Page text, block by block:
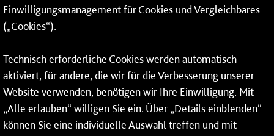
06131 – 12 77 77
Fax: 06131 – 12 66 66
* Montags bis freitags bis 7 und ab 18 Uhr sowie an
Wochenenden und Feiertagen ganztags werden Ihre
Anrufe je nach Themenauswahl an ein Callcenter des
RMV oder von nextbike weitergeleitet. Dort erhalten Sie
Einwilligungsmanagement für Cookies und Vergleichbares
(„Cookies“).
Technisch erforderliche Cookies werden automatisch
aktiviert, für andere, die wir für die Verbesserung unserer
Website verwenden, benötigen wir Ihre Einwilligung. Mit
„Alle erlauben“ willigen Sie ein. Über „Details einblenden“
können Sie eine individuelle Auswahl treffen und mit